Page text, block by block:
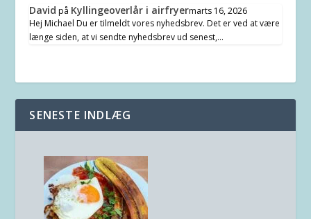
David på Kyllingeoverlår i airfryermarts 16, 2026
Hej Michael Du er tilmeldt vores nyhedsbrev. Det er ved at være
længe siden, at vi sendte nyhedsbrev ud senest,…
SENESTE INDLÆG